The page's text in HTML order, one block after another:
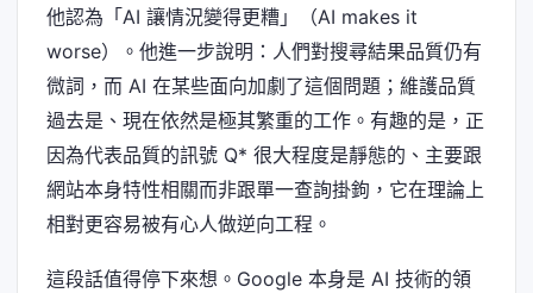
他認為「AI 讓情況變得更糟」（AI makes it
worse）。他進一步說明：人們對搜尋結果品質仍有
微詞，而 AI 在某些面向加劇了這個問題；維護品質
過去是、現在依然是極其繁重的工作。有趣的是，正
因為代表品質的訊號 Q* 很大程度是靜態的、主要跟
網站本身特性相關而非跟單一查詢掛鉤，它在理論上
相對更容易被有心人做逆向工程。
這段話值得停下來想。Google 本身是 AI 技術的領